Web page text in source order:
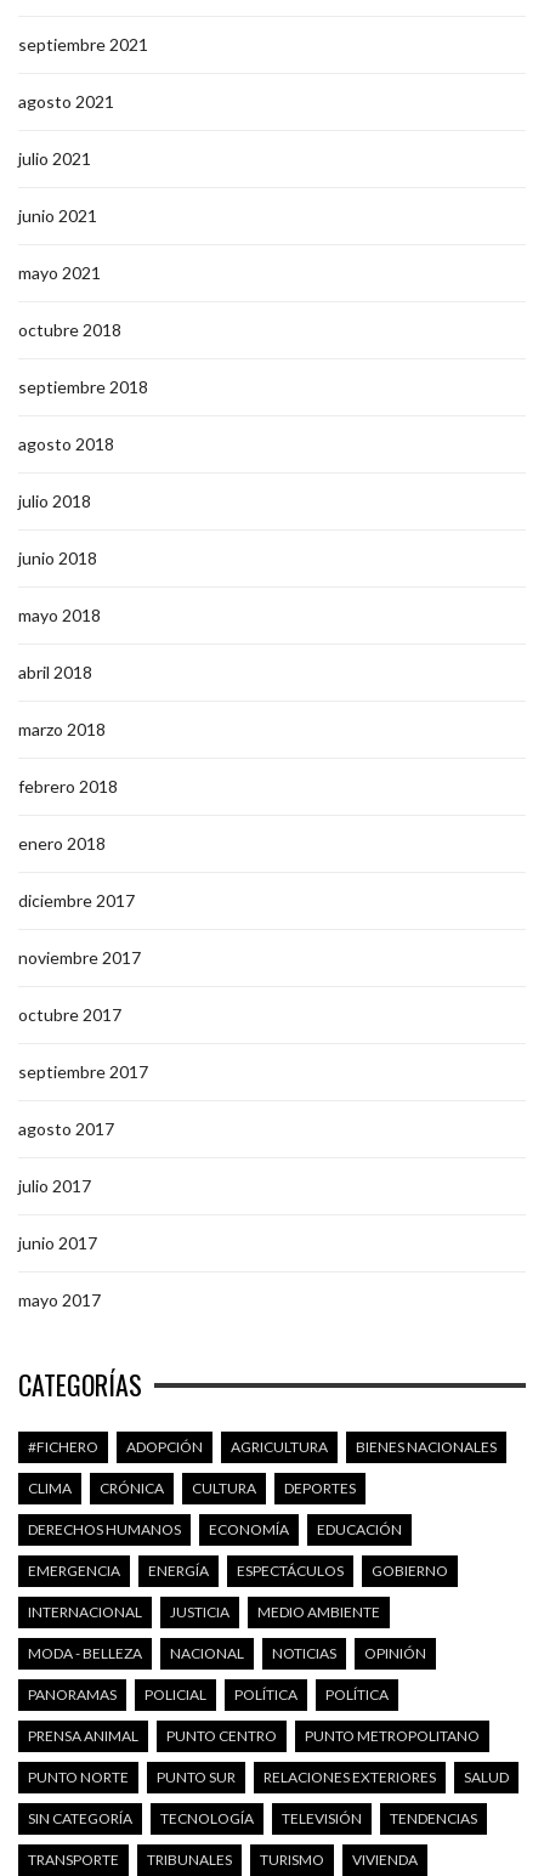
septiembre 2021
agosto 2021
julio 2021
junio 2021
mayo 2021
octubre 2018
septiembre 2018
agosto 2018
julio 2018
junio 2018
mayo 2018
abril 2018
marzo 2018
febrero 2018
enero 2018
diciembre 2017
noviembre 2017
octubre 2017
septiembre 2017
agosto 2017
julio 2017
junio 2017
mayo 2017
CATEGORÍAS
#FICHERO ADOPCIÓN AGRICULTURA BIENES NACIONALES
CLIMA CRÓNICA CULTURA DEPORTES
DERECHOS HUMANOS ECONOMÍA EDUCACIÓN
EMERGENCIA ENERGÍA ESPECTÁCULOS GOBIERNO
INTERNACIONAL JUSTICIA MEDIO AMBIENTE
MODA - BELLEZA NACIONAL NOTICIAS OPINIÓN
PANORAMAS POLICIAL POLÍTICA POLÍTICA
PRENSA ANIMAL PUNTO CENTRO PUNTO METROPOLITANO
PUNTO NORTE PUNTO SUR RELACIONES EXTERIORES SALUD
SIN CATEGORÍA TECNOLOGÍA TELEVISIÓN TENDENCIAS
TRANSPORTE TRIBUNALES TURISMO VIVIENDA